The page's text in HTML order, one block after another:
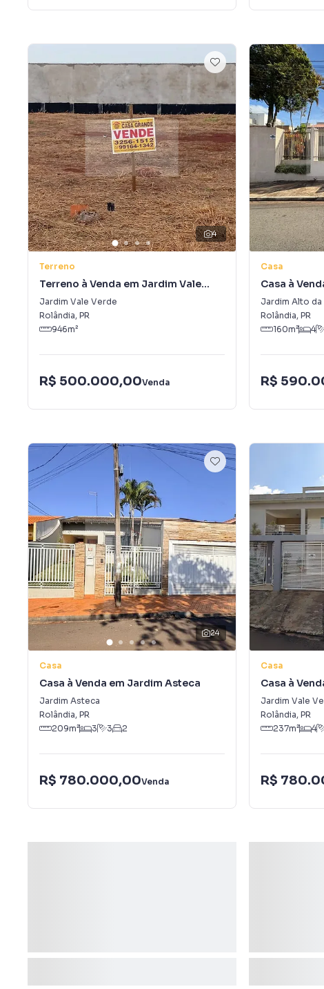
4
Terreno
Terreno à Venda em Jardim Vale
Verde
Jardim Vale Verde
Rolândia, PR
946m²
R$ 500.000,00Venda
Casa
Casa à
Vista
Jardim Alto da
Rolândia, PR
160m² 4
R$
24
Casa
Casa à Venda em Jardim Asteca
Jardim Asteca
Rolândia, PR
209m² 3 3 2
R$ 780.000,00Venda
Casa
Casa à
Jardim Vale
Rolândia, PR
237m² 4
R$